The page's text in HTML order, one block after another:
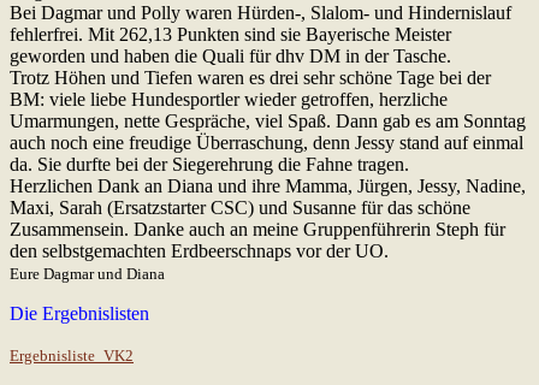
Bei Dagmar und Polly waren Hürden-, Slalom- und Hindernislauf
fehlerfrei. Mit 262,13 Punkten sind sie Bayerische Meister
geworden und haben die Quali für dhv DM in der Tasche.
Trotz Höhen und Tiefen waren es drei sehr schöne Tage bei der
BM: viele liebe Hundesportler wieder getroffen, herzliche
Umarmungen, nette Gespräche, viel Spaß. Dann gab es am Sonntag
auch noch eine freudige Überraschung, denn Jessy stand auf einmal
da. Sie durfte bei der Siegerehrung die Fahne tragen.
Herzlichen Dank an Diana und ihre Mamma, Jürgen, Jessy, Nadine,
Maxi, Sarah (Ersatzstarter CSC) und Susanne für das schöne
Zusammensein. Danke auch an meine Gruppenführerin Steph für
den selbstgemachten Erdbeerschnaps vor der UO.
Eure Dagmar und Diana
Die Ergebnislisten
Ergebnisliste_VK2